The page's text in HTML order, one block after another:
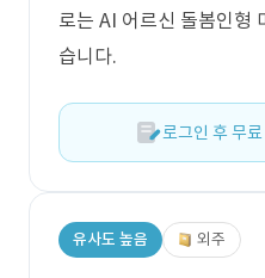
로는 AI 어르신 돌봄인형
습니다.
로그인 후 무
유사도 높음 외주